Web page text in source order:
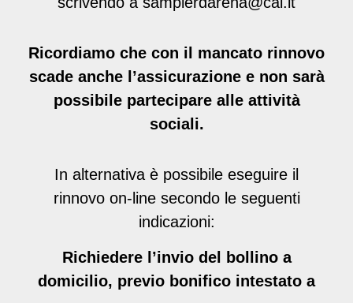
Ricordiamo che con il mancato rinnovo
scade anche l’assicurazione e non sarà
possibile partecipare alle attività
sociali.
In alternativa è possibile eseguire il
rinnovo on-line secondo le seguenti
indicazioni:
Richiedere l’invio del bollino a
domicilio, previo bonifico intestato a